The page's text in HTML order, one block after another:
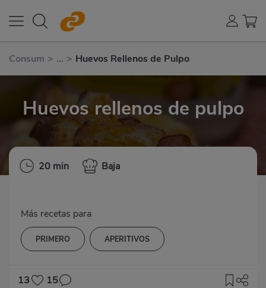
Consum > ... > Huevos Rellenos de Pulpo
Huevos rellenos de pulpo
20 min Baja
Más recetas para
PRIMERO APERITIVOS
13 15